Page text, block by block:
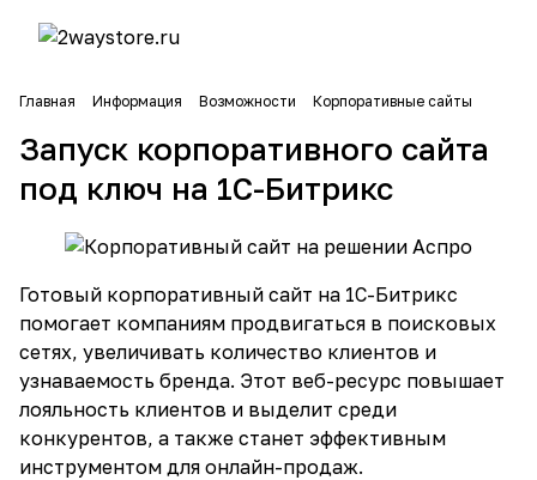
Главная Информация Возможности Корпоративные сайты
Запуск корпоративного сайта
под ключ на 1С-Битрикс
Готовый корпоративный сайт на 1С-Битрикс
помогает компаниям продвигаться в поисковых
сетях, увеличивать количество клиентов и
узнаваемость бренда. Этот веб-ресурс повышает
лояльность клиентов и выделит среди
конкурентов, а также станет эффективным
инструментом для онлайн-продаж.